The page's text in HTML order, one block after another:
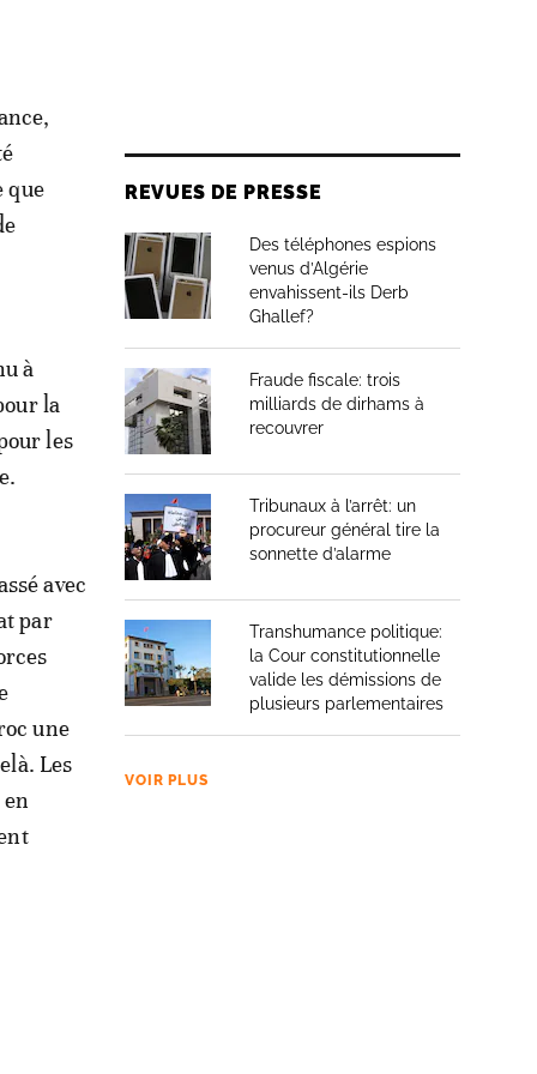
que
à
la
les
avec
par
une
Les
REVUES DE PRESSE
Des téléphones espions
venus d’Algérie
envahissent-ils Derb
Ghallef?
Fraude fiscale: trois
milliards de dirhams à
recouvrer
Tribunaux à l’arrêt: un
procureur général tire la
sonnette d’alarme
Transhumance politique:
la Cour constitutionnelle
valide les démissions de
plusieurs parlementaires
VOIR PLUS